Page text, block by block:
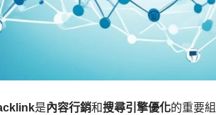
是內容行銷和搜尋引擎優化的重要